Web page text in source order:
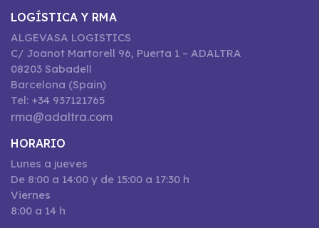
LOGÍSTICA Y RMA
ALGEVASA LOGISTICS
C/ Joanot Martorell 96, Puerta 1 – ADALTRA
08203 Sabadell
Barcelona (Spain)
Tel: +34 937121765
rma@adaltra.com
HORARIO
Lunes a jueves
De 8:00 a 14:00 y de 15:00 a 17:30 h
Viernes
8:00 a 14 h